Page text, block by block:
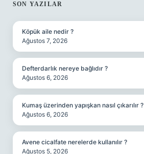
SIDEBAR
SON YAZILAR
Köpük aile nedir ?
Ağustos 7, 2026
Defterdarlık nereye bağlıdır ?
Ağustos 6, 2026
Kumaş üzerinden yapışkan nasıl çıkarılır ?
Ağustos 6, 2026
Avene cicalfate nerelerde kullanılır ?
Ağustos 5, 2026